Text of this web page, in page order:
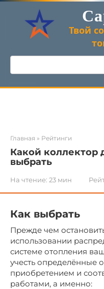
Перейти
контенту
Твой
Поиск:
Главная » Рейтинги
Какой коллектор
выбрать
На чтение: 23 мин
Как выбрать
Прежде чем
использовании
системе отопления
учесть определённые
приобретением и
работами, а именно: